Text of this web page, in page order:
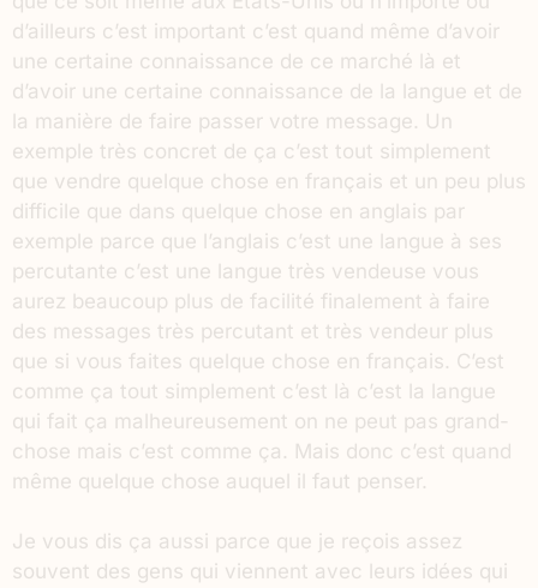
d’ailleurs c’est important c’est quand même d’avoir
une certaine connaissance de ce marché là et
d’avoir une certaine connaissance de la langue et de
la manière de faire passer votre message. Un
exemple très concret de ça c’est tout simplement
que vendre quelque chose en français et un peu plus
difficile que dans quelque chose en anglais par
exemple parce que l’anglais c’est une langue à ses
percutante c’est une langue très vendeuse vous
aurez beaucoup plus de facilité finalement à faire
des messages très percutant et très vendeur plus
que si vous faites quelque chose en français. C’est
comme ça tout simplement c’est là c’est la langue
qui fait ça malheureusement on ne peut pas grand-
chose mais c’est comme ça. Mais donc c’est quand
même quelque chose auquel il faut penser.
Je vous dis ça aussi parce que je reçois assez
souvent des gens qui viennent avec leurs idées qui